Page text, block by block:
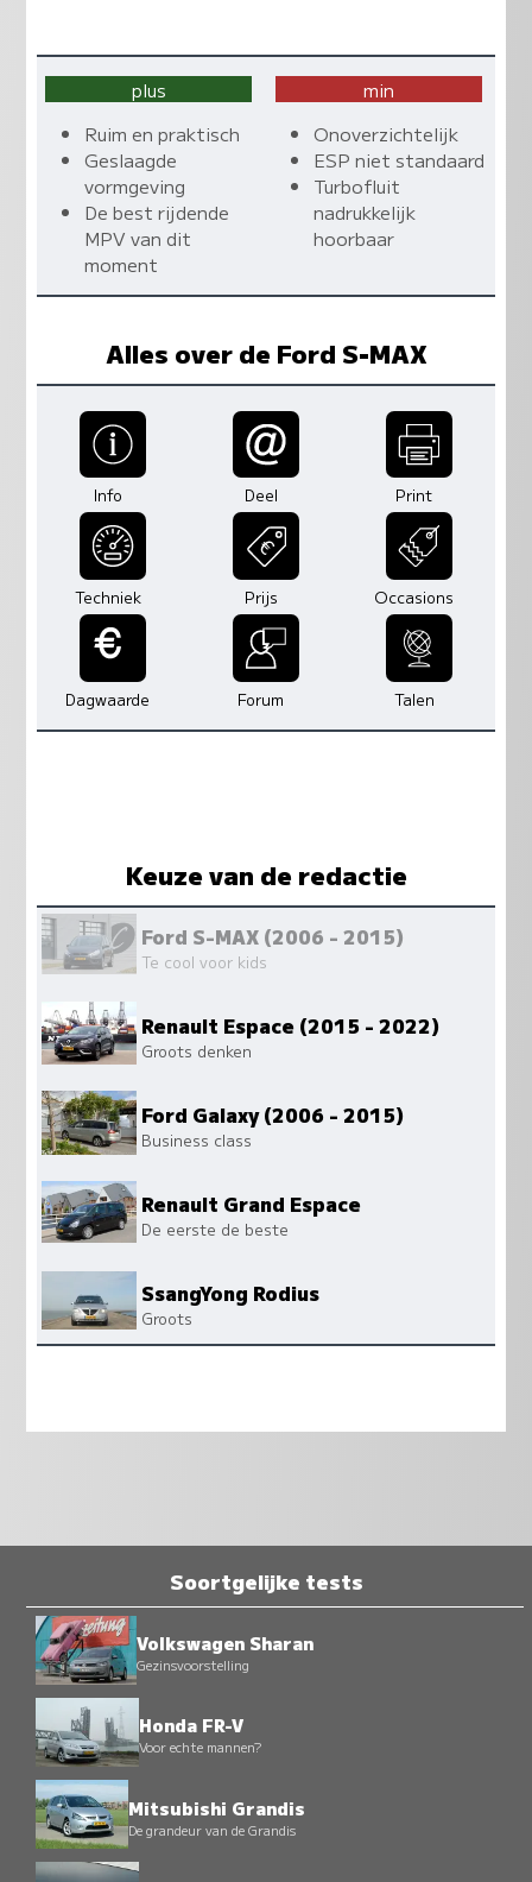
plus
Ruim en praktisch
Geslaagde
vormgeving
De best rijdende
MPV van dit
moment
min
Onoverzichtelijk
ESP niet standaard
Turbofluit
nadrukkelijk
hoorbaar
Alles over de Ford S-MAX
Info Deel Print
Techniek Prijs Occasions
Dagwaarde Forum Talen
Keuze van de redactie
Ford S-MAX (2006 - 2015)
Te cool voor kids
Renault Espace (2015 - 2022)
Groots denken
Ford Galaxy (2006 - 2015)
Business class
Renault Grand Espace
De eerste de beste
SsangYong Rodius
Groots
Soortgelijke tests
Volkswagen Sharan
Gezinsvoorstelling
Honda FR-V
Voor echte mannen?
Mitsubishi Grandis
De grandeur van de Grandis